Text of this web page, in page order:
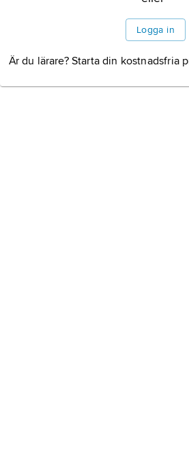
Logga in
Är du lärare? Starta din kostnadsfria